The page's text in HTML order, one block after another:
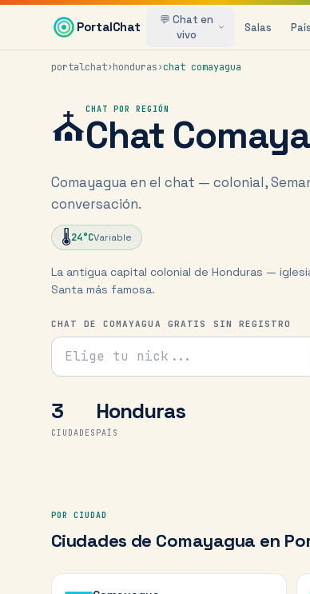
Saltar al contenido principal
PortalChat
💬 Chat en
vivo
Salas
portalchat›honduras›chat comayagua
⛪CHAT POR REGIÓN
Chat
Comayagua en el chat — colonial,
conversación.
🌡️24°CVariable
La antigua capital colonial de Honduras —
Santa más famosa.
CHAT DE COMAYAGUA GRATIS SIN REGISTRO
Tu nick para el chat
3
CIUDADES
Honduras
PAÍS
POR CIUDAD
Ciudades de Comayagua en